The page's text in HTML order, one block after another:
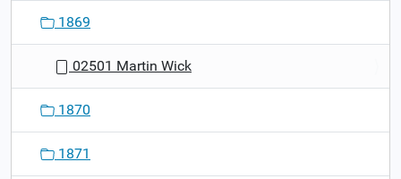
1869
02501 Martin Wick
1870
1871